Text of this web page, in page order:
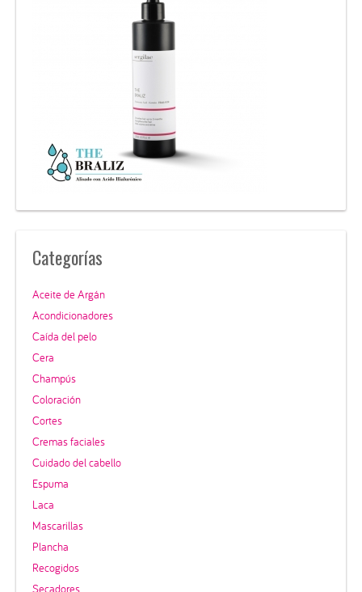
Categorías
Aceite de Argán
Acondicionadores
Caída del pelo
Cera
Champús
Coloración
Cortes
Cremas faciales
Cuidado del cabello
Espuma
Laca
Mascarillas
Plancha
Recogidos
Secadores